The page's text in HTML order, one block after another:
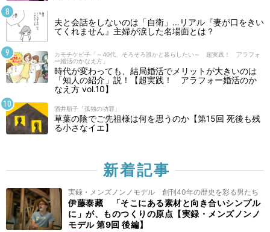
夫と会話をしないのは「自衛」…リアル『妻が口をきい
てくれません』主婦が涙した名場面とは？
カモチケビ子「～40代、そろそろ誰かと暮らしたい～ 超実践！ アラフォ
ー婚活のかなえ方」
時代が変わっても、結局婚活でメリットが大きいのは
「知人の紹介」説！【超実践！ アラフォー婚活のか
なえ方 vol.10】
酒井順子「孤独の功罪」
草葉の陰でご先祖様は何を思うのか【第15回 死後も残
る小さなイエ】
新着記事
実録・メンズノンノモデル 創刊40年の歴史を彩る男たち
伊藤泰藏 「そこにある素材と向き合いシンプル
に」が、ものつくりの原点【実録・メンズノンノ
モデル 第9回 後編】